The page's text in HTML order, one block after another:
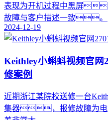
表现为开机过程中黑屏
故障与客户描述一致。
2024-12-19
Keithley小蝌蚪视频官网
修案例
近期浙江某院校送修一台
集器，报修故障为